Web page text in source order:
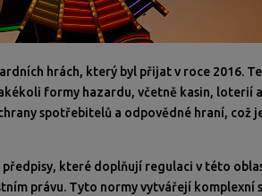
hrách, který byl přijat v roce 2016.
formy hazardu, včetně kasin, loterií
spotřebitelů a odpovědné hraní, což
které doplňují regulaci v této
právu. Tyto normy vytvářejí komplexní